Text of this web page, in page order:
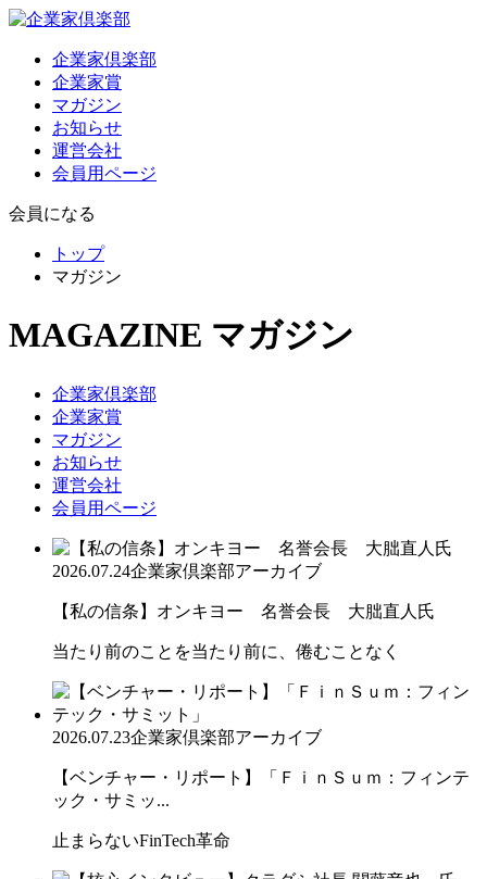
企業家倶楽部
企業家賞
マガジン
お知らせ
運営会社
会員用ページ
会員になる
トップ
マガジン
MAGAZINE マガジン
企業家倶楽部
企業家賞
マガジン
お知らせ
運営会社
会員用ページ
2026.07.24企業家倶楽部アーカイブ
【私の信条】オンキヨー 名誉会長 大朏直人氏
当たり前のことを当たり前に、倦むことなく
2026.07.23企業家倶楽部アーカイブ
【ベンチャー・リポート】「ＦｉｎＳｕｍ：フィンテ
ック・サミッ...
止まらないFinTech革命